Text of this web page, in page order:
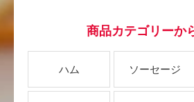
商品カテゴリーか
ハム ソーセージ